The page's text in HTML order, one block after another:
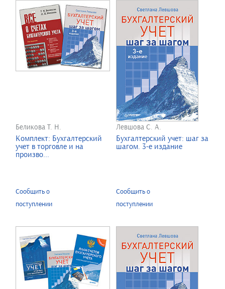
Беликова Т. Н.
Комплект: Бухгалтерский
учет в торговле и на
произво...
Сообщить о
поступлении
Левшова С. А.
Бухгалтерский учет: шаг за
шагом. 3-е издание
Сообщить о
поступлении